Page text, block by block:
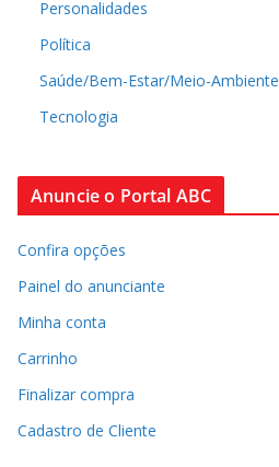
Personalidades
Política
Saúde/Bem-Estar/Meio-Ambiente
Tecnologia
Anuncie o Portal ABC
Confira opções
Painel do anunciante
Minha conta
Carrinho
Finalizar compra
Cadastro de Cliente